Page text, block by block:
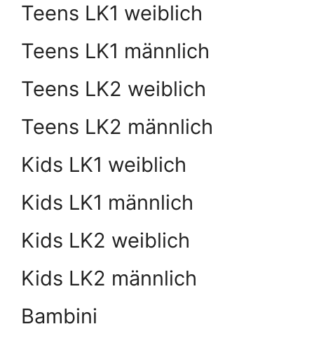
Teens LK1 weiblich
Teens LK1 männlich
Teens LK2 weiblich
Teens LK2 männlich
Kids LK1 weiblich
Kids LK1 männlich
Kids LK2 weiblich
Kids LK2 männlich
Bambini